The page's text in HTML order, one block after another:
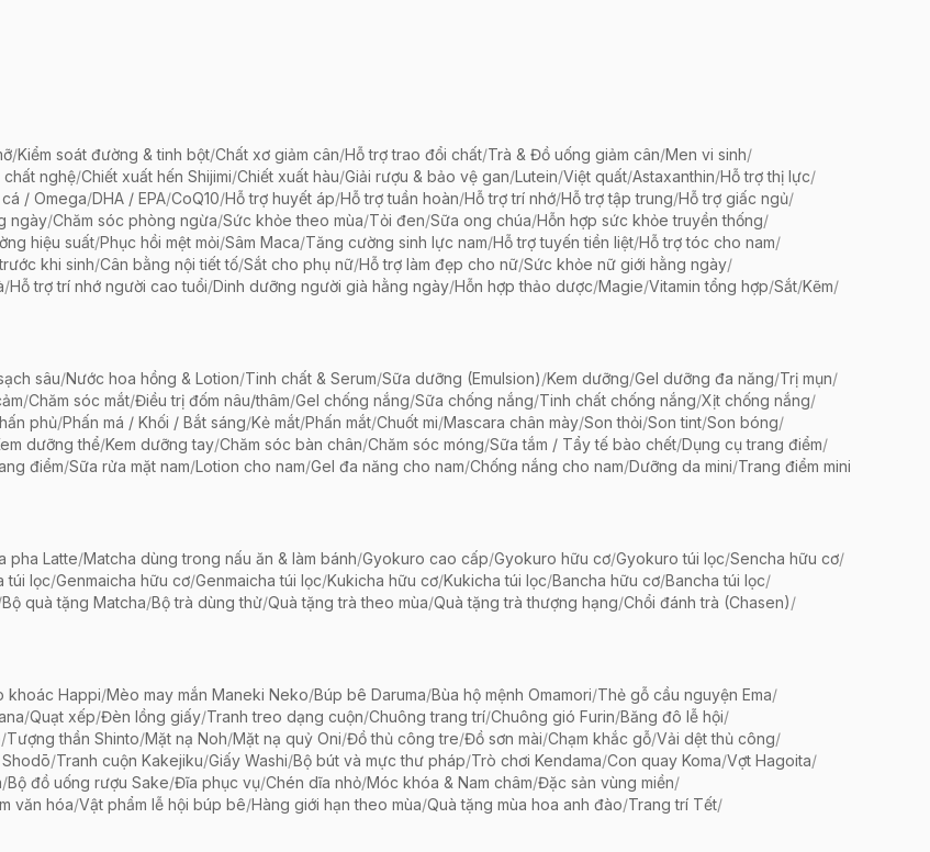
/Kiểm soát đường & tinh bột/Chất xơ giảm cân/Hỗ trợ trao đổi chất/Trà & Đồ uống giảm cân/Men vi sinh/
chất nghệ/Chiết xuất hến Shijimi/Chiết xuất hàu/Giải rượu & bảo vệ gan/Lutein/Việt quất/Astaxanthin/Hỗ trợ thị lực/
/ Omega/DHA / EPA/CoQ10/Hỗ trợ huyết áp/Hỗ trợ tuần hoàn/Hỗ trợ trí nhớ/Hỗ trợ tập trung/Hỗ trợ giấc ngủ/
ngày/Chăm sóc phòng ngừa/Sức khỏe theo mùa/Tỏi đen/Sữa ong chúa/Hỗn hợp sức khỏe truyền thống/
hiệu suất/Phục hồi mệt mỏi/Sâm Maca/Tăng cường sinh lực nam/Hỗ trợ tuyến tiền liệt/Hỗ trợ tóc cho nam/
khi sinh/Cân bằng nội tiết tố/Sắt cho phụ nữ/Hỗ trợ làm đẹp cho nữ/Sức khỏe nữ giới hằng ngày/
/Hỗ trợ trí nhớ người cao tuổi/Dinh dưỡng người già hằng ngày/Hỗn hợp thảo dược/Magie/Vitamin tổng hợp/Sắt/Kẽm/
sâu/Nước hoa hồng & Lotion/Tinh chất & Serum/Sữa dưỡng (Emulsion)/Kem dưỡng/Gel dưỡng đa năng/Trị mụn/
/Chăm sóc mắt/Điều trị đốm nâu/thâm/Gel chống nắng/Sữa chống nắng/Tinh chất chống nắng/Xịt chống nắng/
phủ/Phấn má / Khối / Bắt sáng/Kẻ mắt/Phấn mắt/Chuốt mi/Mascara chân mày/Son thỏi/Son tint/Son bóng/
dưỡng thể/Kem dưỡng tay/Chăm sóc bàn chân/Chăm sóc móng/Sữa tắm / Tẩy tế bào chết/Dụng cụ trang điểm/
điểm/Sữa rửa mặt nam/Lotion cho nam/Gel đa năng cho nam/Chống nắng cho nam/Dưỡng da mini/Trang điểm mini
pha Latte/Matcha dùng trong nấu ăn & làm bánh/Gyokuro cao cấp/Gyokuro hữu cơ/Gyokuro túi lọc/Sencha hữu cơ/
túi lọc/Genmaicha hữu cơ/Genmaicha túi lọc/Kukicha hữu cơ/Kukicha túi lọc/Bancha hữu cơ/Bancha túi lọc/
Bộ quà tặng Matcha/Bộ trà dùng thử/Quà tặng trà theo mùa/Quà tặng trà thượng hạng/Chổi đánh trà (Chasen)/
khoác Happi/Mèo may mắn Maneki Neko/Búp bê Daruma/Bùa hộ mệnh Omamori/Thẻ gỗ cầu nguyện Ema/
/Quạt xếp/Đèn lồng giấy/Tranh treo dạng cuộn/Chuông trang trí/Chuông gió Furin/Băng đô lễ hội/
/Tượng thần Shinto/Mặt nạ Noh/Mặt nạ quỷ Oni/Đồ thủ công tre/Đồ sơn mài/Chạm khắc gỗ/Vải dệt thủ công/
/Tranh cuộn Kakejiku/Giấy Washi/Bộ bút và mực thư pháp/Trò chơi Kendama/Con quay Koma/Vợt Hagoita/
/Bộ đồ uống rượu Sake/Đĩa phục vụ/Chén dĩa nhỏ/Móc khóa & Nam châm/Đặc sản vùng miền/
văn hóa/Vật phẩm lễ hội búp bê/Hàng giới hạn theo mùa/Quà tặng mùa hoa anh đào/Trang trí Tết/